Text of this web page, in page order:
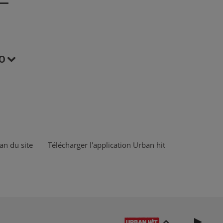
du site Télécharger l'application Urban hit